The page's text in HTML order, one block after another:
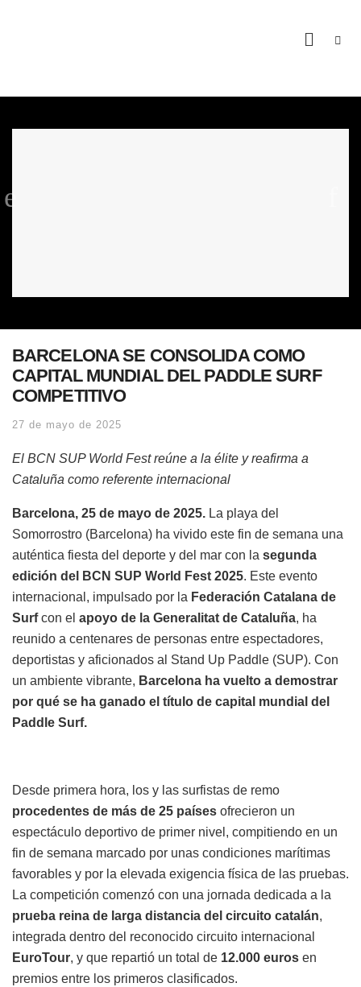
BARCELONA SE CONSOLIDA COMO
CAPITAL MUNDIAL DEL PADDLE SURF
COMPETITIVO
27 de mayo de 2025
El BCN SUP World Fest reúne a la élite y reafirma a
Cataluña como referente internacional
Barcelona, 25 de mayo de 2025. La playa del
Somorrostro (Barcelona) ha vivido este fin de semana una
auténtica fiesta del deporte y del mar con la segunda
edición del BCN SUP World Fest 2025. Este evento
internacional, impulsado por la Federación Catalana de
Surfcon el apoyo de la Generalitat de Cataluña, ha
reunido a centenares de personas entre espectadores,
deportistas y aficionados al Stand Up Paddle (SUP). Con
un ambiente vibrante, Barcelona ha vuelto a demostrar
por qué se ha ganado el título de capital mundial del
Paddle Surf.
Desde primera hora, los y las surfistas de remo
procedentes de más de 25 países ofrecieron un
espectáculo deportivo de primer nivel, compitiendo en un
fin de semana marcado por unas condiciones marítimas
favorables y por la elevada exigencia física de las pruebas.
La competición comenzó con una jornada dedicada a la
prueba reina de larga distancia del circuito catalán,
integrada dentro del reconocido circuito internacional
EuroTour, y que repartió un total de 12.000 euros en
premios entre los primeros clasificados.